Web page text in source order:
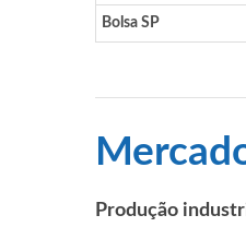
Bolsa SP
Produção